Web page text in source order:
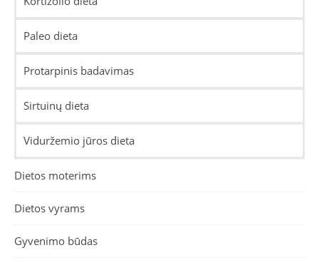
Paleo dieta
Protarpinis badavimas
Sirtuinų dieta
Viduržemio jūros dieta
Dietos moterims
Dietos vyrams
Gyvenimo būdas